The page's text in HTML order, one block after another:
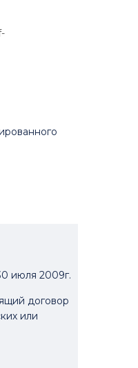
июля 2009г.
договор
или